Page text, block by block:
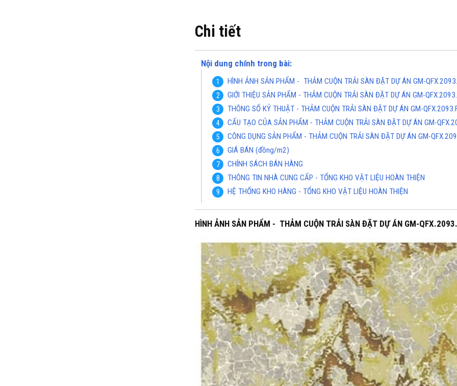
Chi tiết
Nội dung chính trong bài:
HÌNH ẢNH SẢN PHẨM - THẢM CUỘN TRẢI SÀN ĐẶT DỰ ÁN GM-
GIỚI THIỆU SẢN PHẨM - THẢM CUỘN TRẢI SÀN ĐẶT DỰ ÁN GM-
THÔNG SỐ KỶ THUẬT - THẢM CUỘN TRẢI SÀN ĐẶT DỰ ÁN GM-
CẤU TẠO CỦA SẢN PHẨM - THẢM CUỘN TRẢI SÀN ĐẶT DỰ ÁN GM-
CÔNG DỤNG SẢN PHẨM - THẢM CUỘN TRẢI SÀN ĐẶT DỰ ÁN GM-
GIÁ BÁN (đồng/m2)
CHÍNH SÁCH BÁN HÀNG
THÔNG TIN NHÀ CUNG CẤP - TỔNG KHO VẬT LIỆU HOÀN THIỆN
HỆ THỐNG KHO HÀNG - TỔNG KHO VẬT LIỆU HOÀN THIỆN
HÌNH ẢNH SẢN PHẨM - THẢM CUỘN TRẢI SÀN ĐẶT DỰ ÁN GM-